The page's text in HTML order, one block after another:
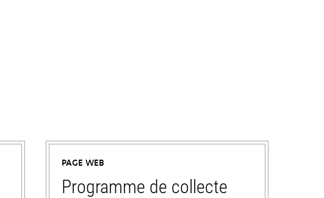
PAGE WEB
Programme de collecte